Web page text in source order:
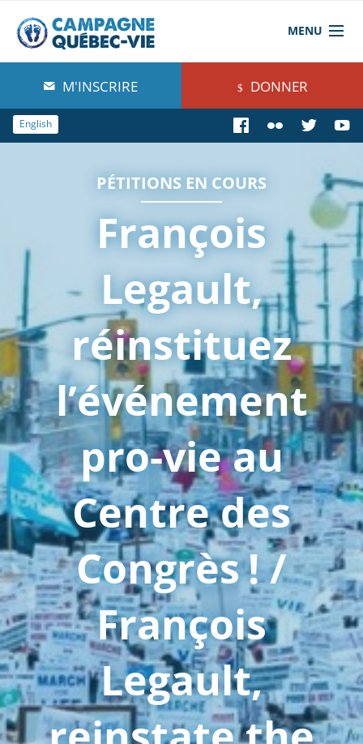
MENU
À propos de nous
Blog
M'INSCRIRE DONNER
English
PÉTITIONS EN COURS
François
Legault,
réinstituez
l’événement
pro-vie au
Centre des
Congrès ! /
François
Legault,